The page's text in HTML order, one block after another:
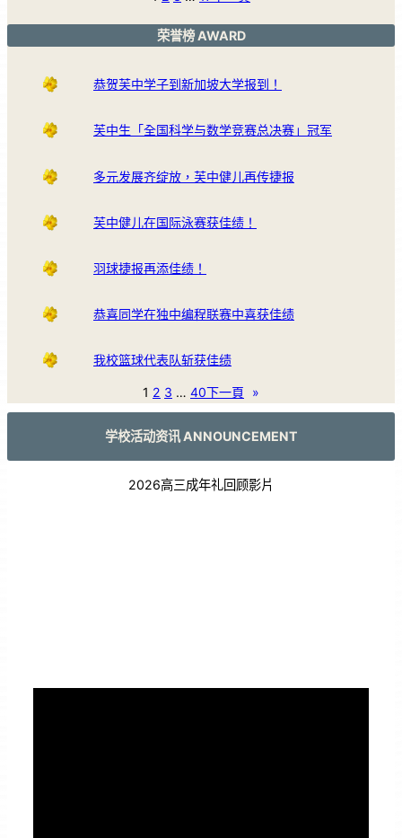
荣誉榜 AWARD
恭贺芙中学子到新加坡大学报到！
芙中生「全国科学与数学竞赛总决赛」冠军
多元发展齐绽放，芙中健儿再传捷报
芙中健儿在国际泳赛获佳绩！
羽球捷报再添佳绩！
恭喜同学在独中编程联赛中喜获佳绩
我校篮球代表队斩获佳绩
1 2 3 … 40下一頁 »
学校活动资讯 ANNOUNCEMENT
2026高三成年礼回顾影片